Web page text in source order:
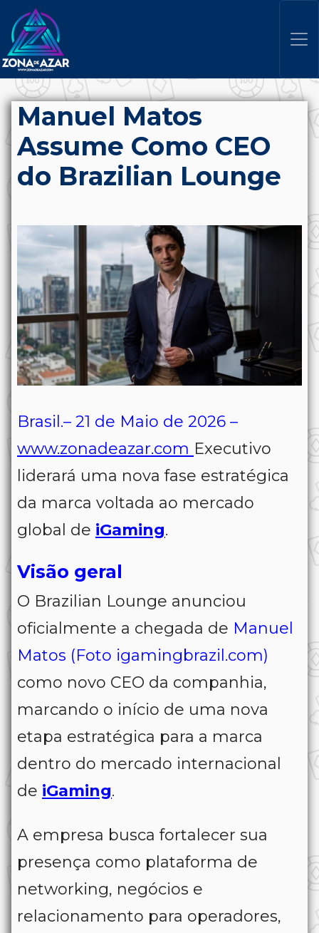
Manuel Matos
Assume Como CEO
do Brazilian Lounge
Brasil.– 21 de Maio de 2026 –
www.zonadeazar.com Executivo
liderará uma nova fase estratégica
da marca voltada ao mercado
global de iGaming.
Visão geral
O Brazilian Lounge anunciou
oficialmente a chegada de Manuel
Matos (Foto igamingbrazil.com)
como novo CEO da companhia,
marcando o início de uma nova
etapa estratégica para a marca
dentro do mercado internacional
de iGaming.
A empresa busca fortalecer sua
presença como plataforma de
networking, negócios e
relacionamento para operadores,